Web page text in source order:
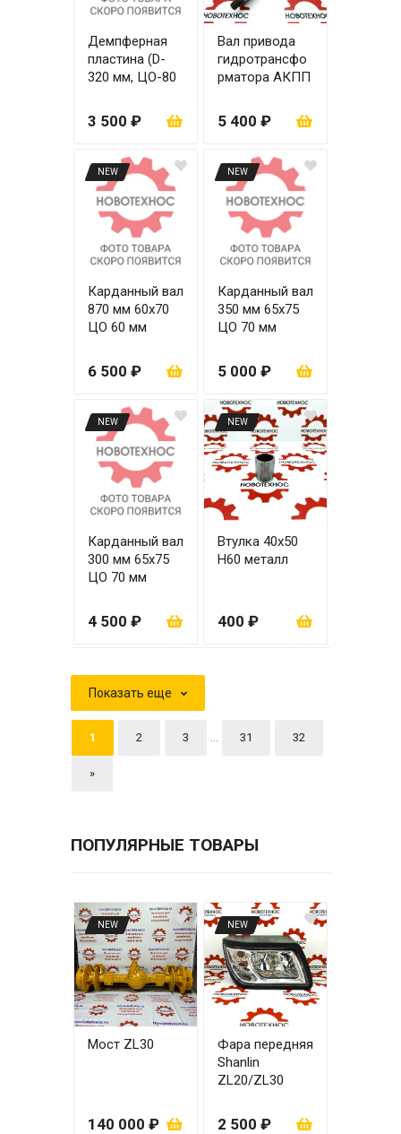
Демпферная
пластина (D-
320 мм, ЦО-80
болтов
крепления к
3 500 ₽
Вал привода
гидротрансфо
рматора АКПП
шлицов) с
резьбой
5 400 ₽
NEW
Карданный вал
870 мм 60х70
ЦО 60 мм
6 500 ₽
NEW
Карданный вал
350 мм 65х75
ЦО 70 мм
5 000 ₽
NEW
Карданный вал
300 мм 65х75
ЦО 70 мм
4 500 ₽
NEW
Втулка 40х50
Н60 металл
400 ₽
Показать еще
1 2 3 31 32
»
ПОПУЛЯРНЫЕ ТОВАРЫ
NEW
Мост ZL30
140 000 ₽
NEW
Фара передняя
Shanlin
ZL20/ZL30
2 500 ₽